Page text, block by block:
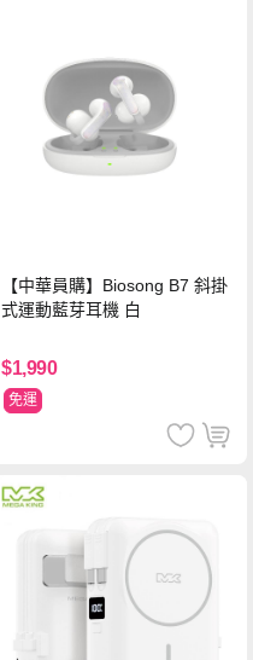
【中華員購】Biosong B7 斜掛
式運動藍芽耳機 白
$1,990
免運